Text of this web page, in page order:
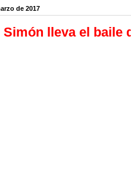
de 2017
Simón lleva el baile